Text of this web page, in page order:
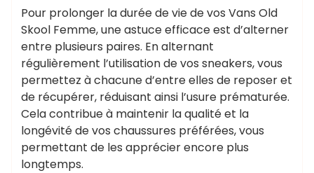
Pour prolonger la durée de vie de vos Vans Old
Skool Femme, une astuce efficace est d’alterner
entre plusieurs paires. En alternant
régulièrement l’utilisation de vos sneakers, vous
permettez à chacune d’entre elles de reposer et
de récupérer, réduisant ainsi l’usure prématurée.
Cela contribue à maintenir la qualité et la
longévité de vos chaussures préférées, vous
permettant de les apprécier encore plus
longtemps.